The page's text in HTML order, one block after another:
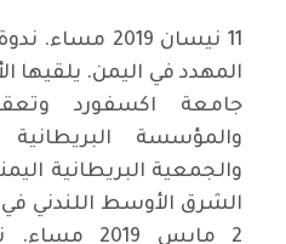
11 نيسان 2019
المهدد في اليمن. يلقيها
جامعة اكسفورد
والمؤسسة
والجمعية البريطانية
الشرق الأوسط اللندني
2 مايس